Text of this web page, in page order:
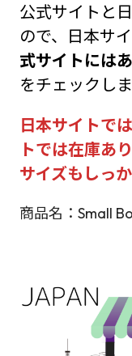
公式サイトと
ので、日本サ
式サイトには
をチェックし
日本サイトで
トでは在庫あり
サイズもしっ
商品名：Small